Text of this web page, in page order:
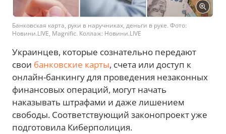
Банковская карта, руки в наручниках, деньги в руке. Фото:
Новини.LIVE, Magnific. Коллаж: Новини.LIVE
Украинцев, которые сознательно передают
свои банковские карты, счета или доступ к
онлайн-банкингу для проведения незаконных
финансовых операций, могут начать
наказывать штрафами и даже лишением
свободы. Соответствующий законопроект уже
подготовила Киберполиция.